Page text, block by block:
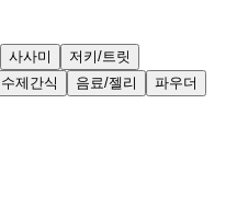
사사미
저키/트릿
수제간식 음료/젤리 파우더